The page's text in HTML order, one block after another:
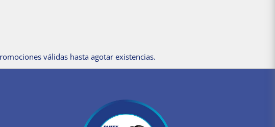
válidas hasta agotar existencias.